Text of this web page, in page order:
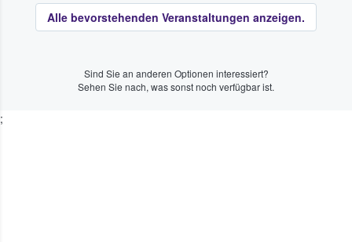
Alle bevorstehenden Veranstaltungen anzeigen.
Sind Sie an anderen Optionen interessiert?
Sehen Sie nach, was sonst noch verfügbar ist.
;